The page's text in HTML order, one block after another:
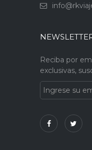
Reciba por
exclusivas,